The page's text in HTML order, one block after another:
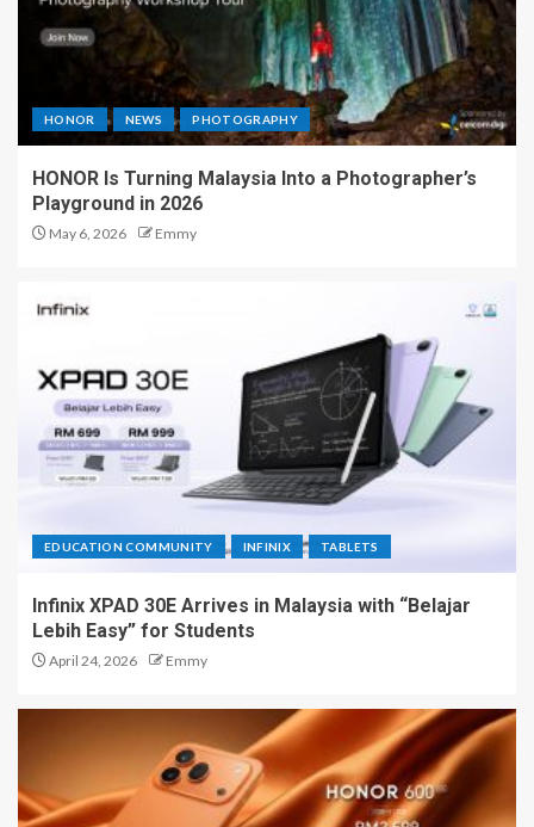
HONOR NEWS PHOTOGRAPHY
HONOR Is Turning Malaysia Into a Photographer’s
Playground in 2026
May 6, 2026 Emmy
EDUCATION COMMUNITY INFINIX TABLETS
Infinix XPAD 30E Arrives in Malaysia with “Belajar
Lebih Easy” for Students
April 24, 2026 Emmy